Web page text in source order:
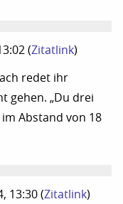
(Zitatlink)
redet ihr
gehen. „Du drei
im Abstand von 18
13:30 (Zitatlink)